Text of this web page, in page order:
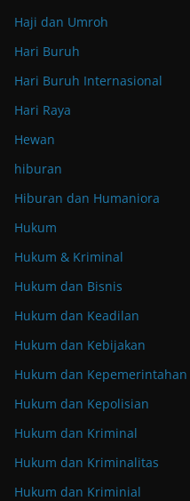
Haji dan Umroh
Hari Buruh
Hari Buruh Internasional
Hari Raya
Hewan
hiburan
Hiburan dan Humaniora
Hukum
Hukum & Kriminal
Hukum dan Bisnis
Hukum dan Keadilan
Hukum dan Kebijakan
Hukum dan Kepemerintahan
Hukum dan Kepolisian
Hukum dan Kriminal
Hukum dan Kriminalitas
Hukum dan Kriminial